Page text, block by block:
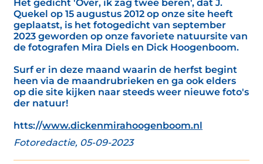
Het gedicht 'Over, ik zag twee beren', dat J.
Quekel op 15 augustus 2012 op onze site heeft
geplaatst, is het fotogedicht van september
2023 geworden op onze favoriete natuursite van
de fotografen Mira Diels en Dick Hoogenboom.
Surf er in deze maand waarin de herfst begint
heen via de maandrubrieken en ga ook elders
op die site kijken naar steeds weer nieuwe foto's
der natuur!
htts://www.dickenmirahoogenboom.nl
Fotoredactie, 05-09-2023